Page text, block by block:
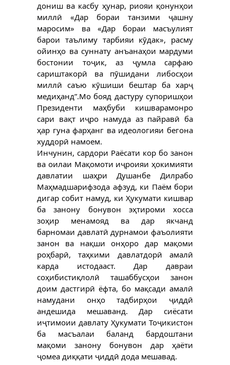
дониш ва касбу ҳунар, риояи қонунҳои
миллӣ «Дар бораи танзими ҷашну
маросим» ва «Дар бораи масъулият
барои таълиму тарбияи кӯдак», расму
ойинҳо ва суннату анъанаҳои мардуми
бостонии тоҷик, аз ҷумла сарфаю
сариштакорӣ ва пӯшидани либосҳои
миллӣ саъю кӯшиши бештар ба харҷ
медиҳанд”.Мо бояд дастуру супоришҳои
Президенти маҳбуби кишварамонро
сари вақт иҷро намуда аз пайравӣ ба
ҳар гуна фарҳанг ва идеологияи бегона
худдорӣ намоем.
Инчунин, сардори Раёсати кор бо занон
ва оилаи Мақомоти иҷроияи ҳокимияти
давлатии шаҳри Душанбе Дилрабо
Маҳмадшарифзода афзуд, ки Паём бори
дигар собит намуд, ки Ҳукумати кишвар
ба занону бонувон эҳтироми хосса
зоҳир менамояд ва дар якчанд
барномаи давлатӣ дурнамои фаъолияти
занон ва нақши онҳоро дар мақоми
роҳбарӣ, таҳкими давлатдорӣ амалӣ
карда истодааст. Дар давраи
соҳибистиқлолӣ ташаббусҳои занон
доим дастгирӣ ёфта, бо мақсади амалӣ
намудани онҳо тадбирҳои ҷиддӣ
андешида мешаванд. Дар сиёсати
иҷтимоии давлату Ҳукумати Тоҷикистон
ба масъалаи баланд бардоштани
мақоми занону бонувон дар ҳаёти
ҷомеа диққати ҷиддӣ дода мешавад.